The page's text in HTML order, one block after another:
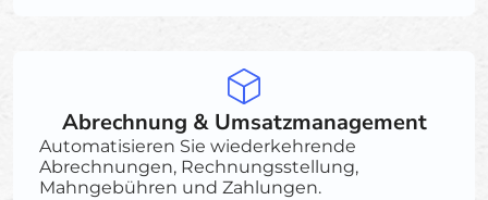
Abrechnung & Umsatzmanagement
Automatisieren Sie wiederkehrende
Abrechnungen, Rechnungsstellung,
Mahngebühren und Zahlungen.